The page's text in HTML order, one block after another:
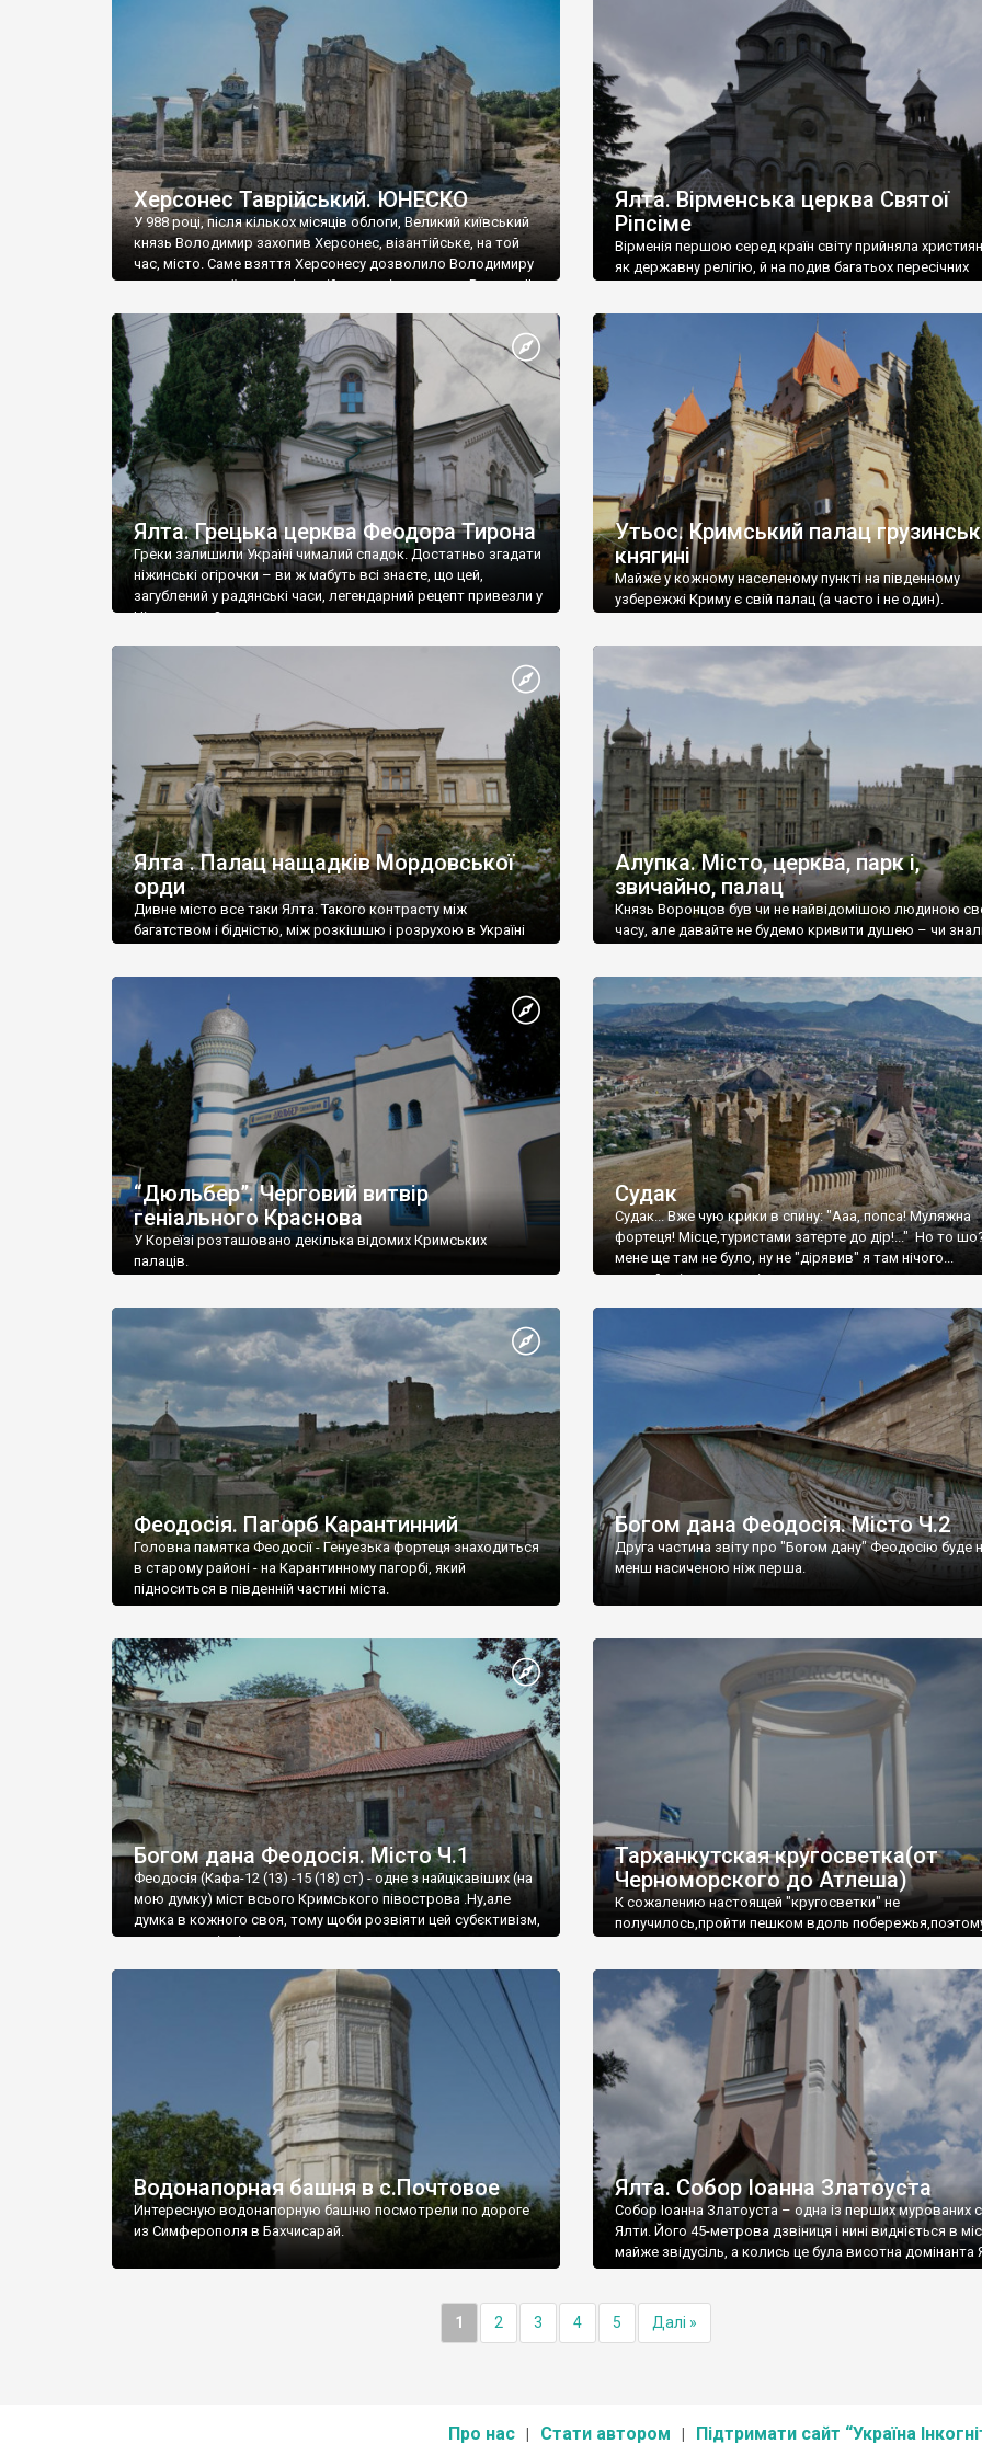
візантійської доби. Раритети викрадені з фондів об’єкту
культурної спадщини ЮНЕСКО «Херсонеса Таврійського».
Офіційно – на виставку «Золото Візантії», але експерти та
влада в Україні вважають це лише […]
називаються «повстяками» (postaki)…” “Вино. Крим
виробляє відмінне вино і його вдосталь: воно все
легке біле і дуже […]
Херсонес Таврійський. ЮНЕСКО
У 988 році, після кількох місяців облоги, Великий київський
князь Володимир захопив Херсонес, візантійське, на той
час, місто. Саме взяття Херсонесу дозволило Володимиру
диктувати свої умови візантійському імператору Василю ІІ,
Херсонесі Володимир-язичник, став Василем-
християнином. А потім було Хрещення Русі. На честь
Херсонесу Таврійського названо місто […]
Ялта. Вірменська церква Святої
Ріпсіме
Вірменія першою серед країн світу прийняла
як державну релігію, й на подив багатьох пересічних
Ялта. Грецька церква Феодора Тирона
Греки залишили Україні чималий спадок. Достатньо згадати
ніжинські огірочки – ви ж мабуть всі знаєте, що цей,
загублений у радянські часи, легендарний рецепт привезли у
Ніжин греки?
Утьос. Кримський палац
княгині
Майже у кожному населеному пункті на південному
узбережжі Криму є свій палац (а часто і не один).
Ялта . Палац нащадків Мордовської
орди
Дивне місто все таки Ялта. Такого контрасту між
багатством і бідністю, між розкішшю і розрухою в Україні
Алупка. Місто, церква, парк і,
звичайно, палац
Князь Воронцов був чи не найвідомішою людиною
часу, але давайте не будемо кривити душею – чи
“Дюльбер”. Черговий витвір
геніального Краснова
У Кореїзі розташовано декілька відомих Кримських
палаців.
Судак
Судак... Вже чую крики в спину: "Ааа, попса! Муляжна
фортеця! Місце,туристами затерте до дір!..." Но то
мене ще там не було, ну не "дірявив" я там нічого...
принаймні до цього літа.
Феодосія. Пагорб Карантинний
Головна памятка Феодосії - Генуезька фортеця знаходиться
в старому районі - на Карантинному пагорбі, який
підноситься в південній частині міста.
Богом дана Феодосія. Місто Ч.2
Друга частина звіту про "Богом дану" Феодосію буде
менш насиченою ніж перша.
Богом дана Феодосія. Місто Ч.1
Феодосія (Кафа-12 (13) -15 (18) ст) - одне з найцікавіших (на
мою думку) міст всього Кримського півострова .Ну,але
думка в кожного своя, тому щоби розвіяти цей субєктивізм,
запрошую відвідати це
Тарханкутская кругосветка(от
Черноморского до Атлеша)
К сожалению настоящей "кругосветки" не
получилось,пройти пешком вдоль
Водонапорная башня в с.Почтовое
Интересную водонапорную башню посмотрели по дороге
из Симферополя в Бахчисарай.
Ялта. Собор Іоанна Златоуста
Собор Іоанна Златоуста – одна із перших мурованих
Ялти. Його 45-метрова дзвіниця і нині видніється в
майже звідусіль, а колись це була висотна домінанта
1 2 3 4 5 Далі »
Про нас Стати автором Підтримати сайт “Україна